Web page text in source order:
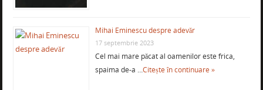
Mihai Eminescu despre adevăr
17 septembrie 2023
Cel mai mare păcat al oamenilor este frica,
spaima de-a …Citește în continuare »